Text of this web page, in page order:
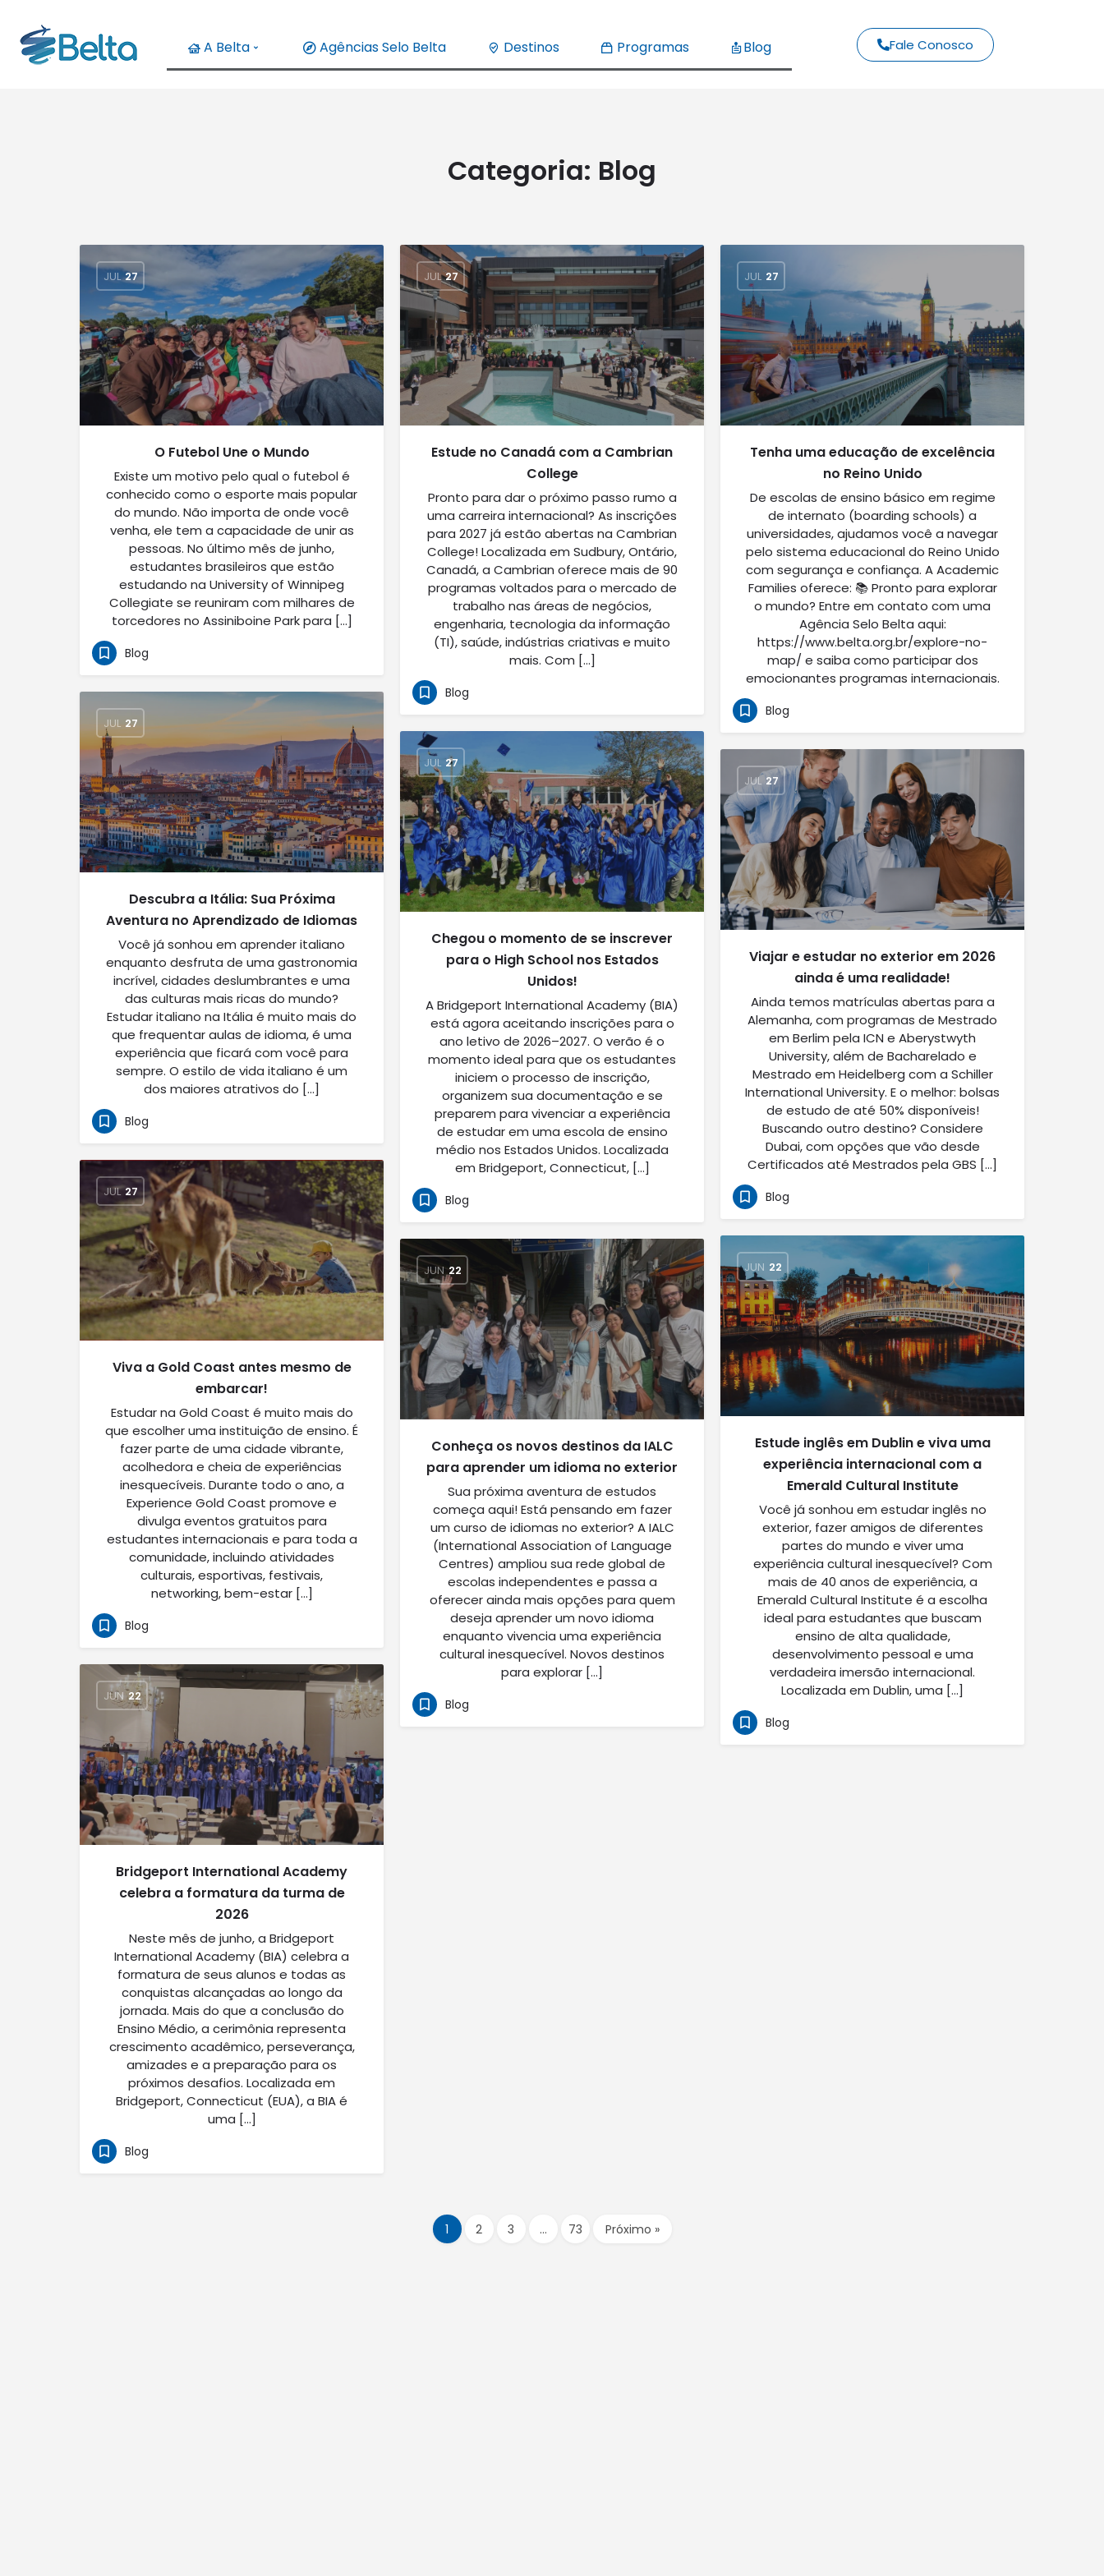
A Belta Agências Selo Belta Destinos Programas Blog Fale Conosco
Categoria: Blog
JUL 27
O Futebol Une o Mundo
Existe um motivo pelo qual o futebol é
conhecido como o esporte mais popular
do mundo. Não importa de onde você
venha, ele tem a capacidade de unir as
pessoas. No último mês de junho,
estudantes brasileiros que estão
estudando na University of Winnipeg
Collegiate se reuniram com milhares de
torcedores no Assiniboine Park para […]
Blog
JUL 27
Estude no Canadá com a Cambrian
College
Pronto para dar o próximo passo rumo a
uma carreira internacional? As inscrições
para 2027 já estão abertas na Cambrian
College! Localizada em Sudbury, Ontário,
Canadá, a Cambrian oferece mais de 90
programas voltados para o mercado de
trabalho nas áreas de negócios,
engenharia, tecnologia da informação
(TI), saúde, indústrias criativas e muito
mais. Com […]
Blog
JUL 27
Tenha uma educação de excelência
no Reino Unido
De escolas de ensino básico em regime
de internato (boarding schools) a
universidades, ajudamos você a navegar
pelo sistema educacional do Reino Unido
com segurança e confiança. A Academic
Families oferece: 📚 Pronto para explorar
o mundo? Entre em contato com uma
Agência Selo Belta aqui:
https://www.belta.org.br/explore-no-
map/ e saiba como participar dos
emocionantes programas internacionais.
Blog
JUL 27
Descubra a Itália: Sua Próxima
Aventura no Aprendizado de Idiomas
Você já sonhou em aprender italiano
enquanto desfruta de uma gastronomia
incrível, cidades deslumbrantes e uma
das culturas mais ricas do mundo?
Estudar italiano na Itália é muito mais do
que frequentar aulas de idioma, é uma
experiência que ficará com você para
sempre. O estilo de vida italiano é um
dos maiores atrativos do […]
Blog
JUL 27
Chegou o momento de se inscrever
para o High School nos Estados
Unidos!
A Bridgeport International Academy (BIA)
está agora aceitando inscrições para o
ano letivo de 2026–2027. O verão é o
momento ideal para que os estudantes
iniciem o processo de inscrição,
organizem sua documentação e se
preparem para vivenciar a experiência
de estudar em uma escola de ensino
médio nos Estados Unidos. Localizada
em Bridgeport, Connecticut, […]
Blog
JUL 27
Viajar e estudar no exterior em 2026
ainda é uma realidade!
Ainda temos matrículas abertas para a
Alemanha, com programas de Mestrado
em Berlim pela ICN e Aberystwyth
University, além de Bacharelado e
Mestrado em Heidelberg com a Schiller
International University. E o melhor: bolsas
de estudo de até 50% disponíveis!
Buscando outro destino? Considere
Dubai, com opções que vão desde
Certificados até Mestrados pela GBS […]
Blog
JUL 27
Viva a Gold Coast antes mesmo de
embarcar!
Estudar na Gold Coast é muito mais do
que escolher uma instituição de ensino. É
fazer parte de uma cidade vibrante,
acolhedora e cheia de experiências
inesquecíveis. Durante todo o ano, a
Experience Gold Coast promove e
divulga eventos gratuitos para
estudantes internacionais e para toda a
comunidade, incluindo atividades
culturais, esportivas, festivais,
networking, bem-estar […]
Blog
JUN 22
Estude inglês em Dublin e viva uma
experiência internacional com a
Emerald Cultural Institute
Você já sonhou em estudar inglês no
exterior, fazer amigos de diferentes
partes do mundo e viver uma
experiência cultural inesquecível? Com
mais de 40 anos de experiência, a
Emerald Cultural Institute é a escolha
ideal para estudantes que buscam
ensino de alta qualidade,
desenvolvimento pessoal e uma
verdadeira imersão internacional.
Localizada em Dublin, uma […]
Blog
JUN 22
Conheça os novos destinos da IALC
para aprender um idioma no exterior
Sua próxima aventura de estudos
começa aqui! Está pensando em fazer
um curso de idiomas no exterior? A IALC
(International Association of Language
Centres) ampliou sua rede global de
escolas independentes e passa a
oferecer ainda mais opções para quem
deseja aprender um novo idioma
enquanto vivencia uma experiência
cultural inesquecível. Novos destinos
para explorar […]
Blog
JUN 22
Bridgeport International Academy
celebra a formatura da turma de
2026
Neste mês de junho, a Bridgeport
International Academy (BIA) celebra a
formatura de seus alunos e todas as
conquistas alcançadas ao longo da
jornada. Mais do que a conclusão do
Ensino Médio, a cerimônia representa
crescimento acadêmico, perseverança,
amizades e a preparação para os
próximos desafios. Localizada em
Bridgeport, Connecticut (EUA), a BIA é
uma […]
Blog
1 2 3 … 73 Próximo »